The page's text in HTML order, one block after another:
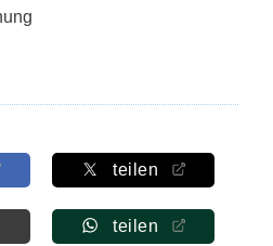
teilen
teilen